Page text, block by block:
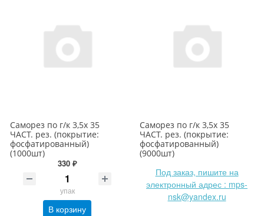
Саморез по г/к 3,5х 35
ЧАСТ. рез. (покрытие:
фосфатированный)
(1000шт)
330 ₽
упак
В корзину
Саморез по г/к 3,5х 35
ЧАСТ. рез. (покрытие:
фосфатированный)
(9000шт)
Под заказ, пишите на
электронный адрес : mps-
nsk@yandex.ru